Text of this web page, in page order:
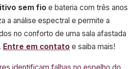
sem fio e bateria com três anos
a análise espectral e permite a
no conforto de uma sala afastada
. Entre em contato e saiba mais!